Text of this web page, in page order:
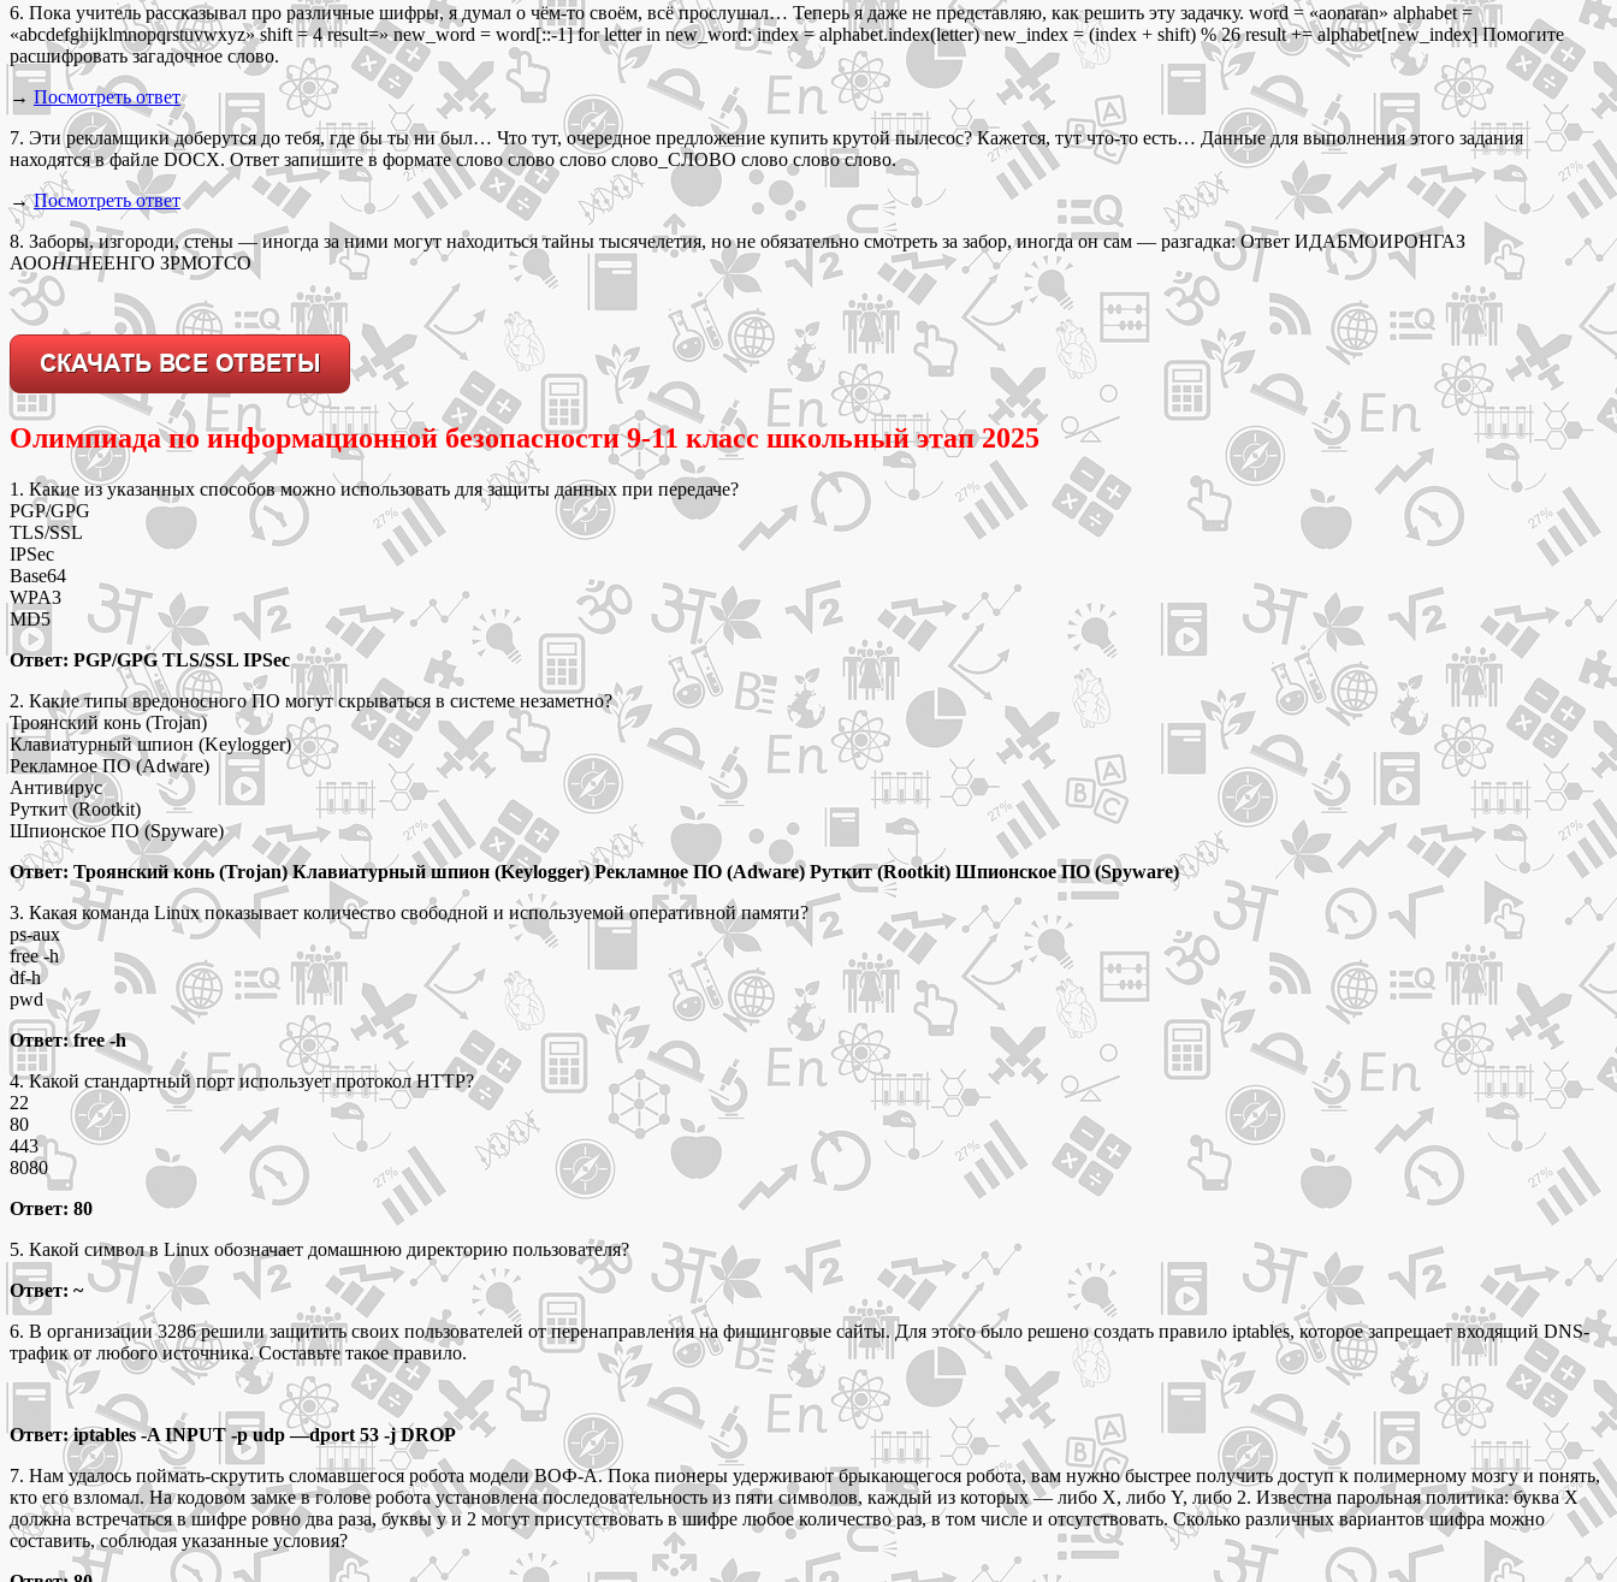
6. Пока учитель рассказывал про различные шифры, я думал о чём-то своём, всё прослушал… Теперь я даже не представляю, как решить эту задачку. word = «aonaran» alphabet =
«abcdefghijklmnopqrstuvwxyz» shift = 4 result=» new_word = word[::-1] for letter in new_word: index = alphabet.index(letter) new_index = (index + shift) % 26 result += alphabet[new_index] Помогите
расшифровать загадочное слово.
→ Посмотреть ответ
7. Эти рекламщики доберутся до тебя, где бы ты ни был… Что тут, очередное предложение купить крутой пылесос? Кажется, тут что-то есть… Данные для выполнения этого задания
находятся в файле DOCX. Ответ запишите в формате слово слово слово слово_СЛОВО слово слово слово.
→Посмотреть ответ
8. Заборы, изгороди, стены — иногда за ними могут находиться тайны тысячелетия, но не обязательно смотреть за забор, иногда он сам — разгадка: Ответ ИДАБМОИРОНГАЗ
АООНГНЕЕНГО ЗРМОТСО
Олимпиада по информационной безопасности 9-11 класс школьный этап 2025
1. Какие из указанных способов можно использовать для защиты данных при передаче?
PGP/GPG
TLS/SSL
IPSec
Base64
WPA3
MD5
Ответ: PGP/GPG TLS/SSL IPSec
2. Какие типы вредоносного ПО могут скрываться в системе незаметно?
Троянский конь (Trojan)
Клавиатурный шпион (Keylogger)
Рекламное ПО (Adware)
Антивирус
Руткит (Rootkit)
Шпионское ПО (Spyware)
Ответ: Троянский конь (Trojan) Клавиатурный шпион (Keylogger) Рекламное ПО (Adware) Руткит (Rootkit) Шпионское ПО (Spyware)
3. Какая команда Linux показывает количество свободной и используемой оперативной памяти?
ps-aux
free -h
df-h
pwd
Ответ: free -h
4. Какой стандартный порт использует протокол НТТР?
22
80
443
8080
Ответ: 80
5. Какой символ в Linux обозначает домашнюю директорию пользователя?
Ответ: ~
6. В организации 3286 решили защитить своих пользователей от перенаправления на фишинговые сайты. Для этого было решено создать правило iptables, которое запрещает входящий DNS-
трафик от любого источника. Составьте такое правило.
Ответ: iptables -A INPUT -p udp —dport 53 -j DROP
7. Нам удалось поймать-скрутить сломавшегося робота модели ВОФ-А. Пока пионеры удерживают брыкающегося робота, вам нужно быстрее получить доступ к полимерному мозгу и понять,
кто его взломал. На кодовом замке в голове робота установлена последовательность из пяти символов, каждый из которых — либо Х, либо Y, либо 2. Известна парольная политика: буква Х
должна встречаться в шифре ровно два раза, буквы у и 2 могут присутствовать в шифре любое количество раз, в том числе и отсутствовать. Сколько различных вариантов шифра можно
составить, соблюдая указанные условия?